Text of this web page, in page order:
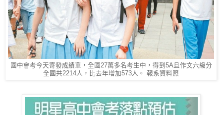
國中會考今天寄發成績單，全國27萬多名考生中，得到5A且作文六級分
全國共2214人，比去年增加573人。 報系資料照